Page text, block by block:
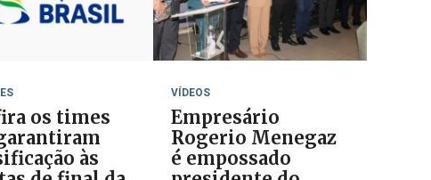
os times
às
VÍDEOS
Empresário
Rogerio Menegaz
é empossado